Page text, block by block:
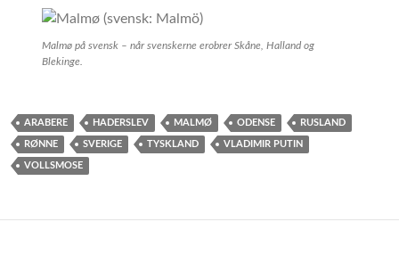
Malmø på svensk – når svenskerne erobrer Skåne, Halland og
Blekinge.
ARABERE HADERSLEV MALMØ ODENSE RUSLAND
RØNNE SVERIGE TYSKLAND VLADIMIR PUTIN
VOLLSMOSE